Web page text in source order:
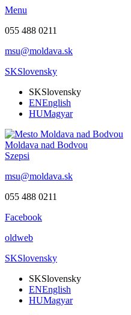
Menu
055 488 0211
msu@moldava.sk
SKSlovensky
SKSlovensky
ENEnglish
HUMagyar
Moldava nad Bodvou
Szepsi
msu@moldava.sk
055 488 0211
Facebook
oldweb
SKSlovensky
SKSlovensky
ENEnglish
HUMagyar